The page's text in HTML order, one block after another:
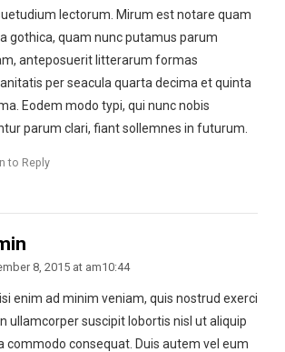
lectorum. Mirum est notare quam
gothica, quam nunc putamus parum
anteposuerit litterarum formas
per seacula quarta decima et quinta
Eodem modo typi, qui nunc nobis
parum clari, fiant sollemnes in futurum.
to Reply
8, 2015 at am10:44
enim ad minim veniam, quis nostrud exerci
ullamcorper suscipit lobortis nisl ut aliquip
commodo consequat. Duis autem vel eum